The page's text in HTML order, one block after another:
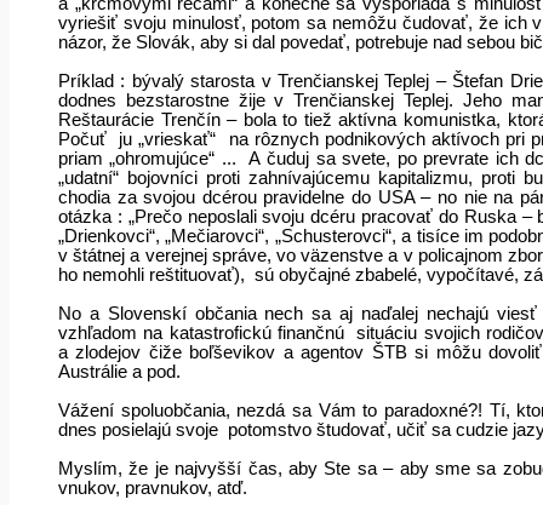
vyriešiť svoju minulosť, potom sa nemôžu čudovať, že ich
názor, že Slovák, aby si dal povedať, potrebuje nad sebou
Príklad : bývalý starosta v Trenčianskej Teplej – Štefan
dodnes bezstarostne žije v Trenčianskej Teplej. Jeho
Reštaurácie Trenčín – bola to tiež aktívna komunistka,
Počuť
ju „vrieskať“
na rôznych podnikových aktívoch pri
priam „ohromujúce“ ...
A čuduj sa svete, po prevrate ich
„udatní“ bojovníci proti zahnívajúcemu kapitalizmu, proti
chodia za svojou dcérou pravidelne do USA – no nie na
otázka : „Prečo neposlali svoju dcéru pracovať do Ruska –
„Drienkovci“, „Mečiarovci“, „Schusterovci“, a tisíce im
v štátnej a verejnej správe, vo väzenstve a v policajnom
ho nemohli reštituovať), sú obyčajné zbabelé, vypočítavé,
No a Slovenskí občania nech sa aj naďalej nechajú
vzhľadom na katastrofickú finančnú
situáciu svojich
a zlodejov čiže boľševikov a agentov ŠTB si môžu
Austrálie a pod.
Vážení spoluobčania, nezdá sa Vám to paradoxné?! Tí,
dnes posielajú svoje potomstvo študovať, učiť sa cudzie
Myslím, že je najvyšší čas, aby Ste sa – aby sme sa
vnukov, pravnukov, atď.